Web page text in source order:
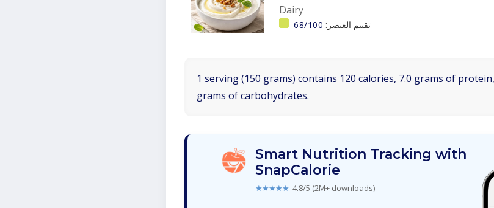
Dairy
تقييم العنصر: 68/100
1 serving (150 grams) contains 120 calories, 7.0 grams of
grams of carbohydrates.
Smart Nutrition Tracking with
SnapCalorie
★★★★★ 4.8/5 (2M+ downloads)